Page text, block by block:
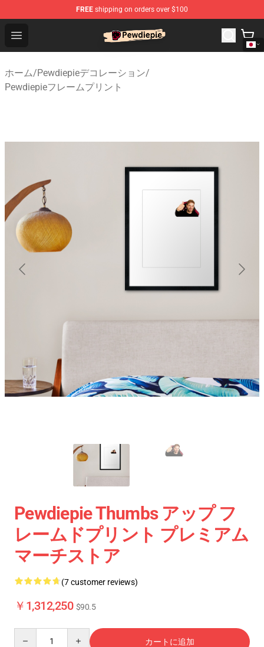
FREE shipping on orders over $100
Open menu
PewDiePie Store - Official PewDiePie Merchandise Shop
ホーム/Pewdiepieデコレーション/
Pewdiepieフレームプリント
Pewdiepie Thumbs アップ フ
レームドプリント プレミアム
マーチストア
(7 customer reviews)
￥1,312,250 $90.5
カートに追加